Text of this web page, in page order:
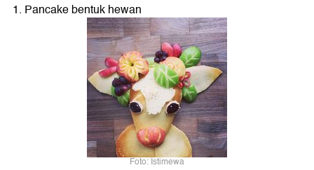
1. Pancake bentuk hewan
Foto: Istimewa